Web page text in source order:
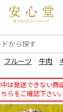
フルーツ 牛肉
は発送できない商
らをご確認下さい。